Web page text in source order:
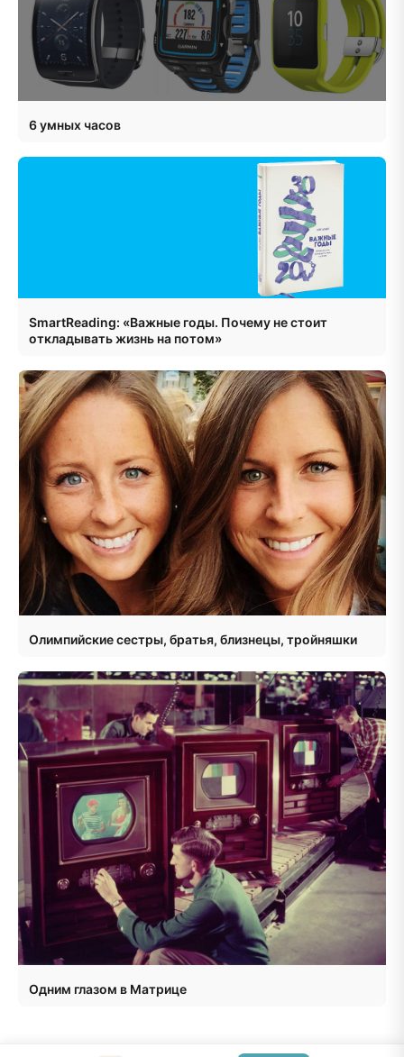
6 умных часов
SmartReading: «Важные годы. Почему не стоит
откладывать жизнь на потом»
Олимпийские сестры, братья, близнецы, тройняшки
Одним глазом в Матрице